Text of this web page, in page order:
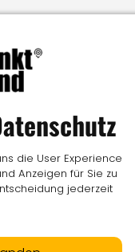
Streitschlichtung
die User Experience
Anzeigen für Sie zu
jederzeit